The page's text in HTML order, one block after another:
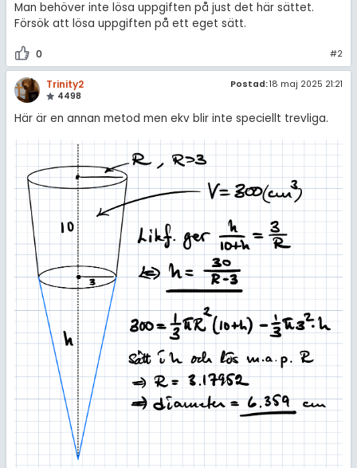
Man behöver inte lösa uppgiften på just det här sättet.
Försök att lösa uppgiften på ett eget sätt.
0 #2
Trinity2
4498
Postad:18 maj 2025 21:21
Här är en annan metod men ekv blir inte speciellt trevliga.